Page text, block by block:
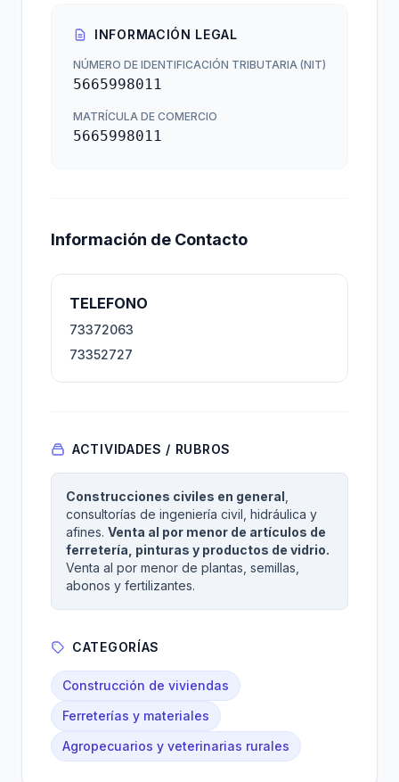
INFORMACIÓN LEGAL
NÚMERO DE IDENTIFICACIÓN TRIBUTARIA (NIT)
5665998011
MATRÍCULA DE COMERCIO
5665998011
Información de Contacto
TELEFONO
73372063
73352727
ACTIVIDADES / RUBROS
Construcciones civiles en general
consultorías de ingeniería civil, hidráulica y
afines. Venta al por menor de artículos de
ferretería, pinturas y productos de vidrio.
Venta al por menor de plantas, semillas,
abonos y fertilizantes.
CATEGORÍAS
Construcción de viviendas
Ferreterías y materiales
Agropecuarios y veterinarias rurales